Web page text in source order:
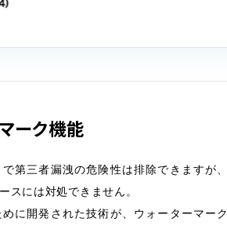
ーク機能
第三者漏洩の危険性は排除できますが、
スには対処できません。
に開発された技術が、ウォーターマーク